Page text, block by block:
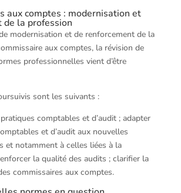
aux comptes : modernisation et
de la profession
modernisation et de renforcement de la
aux comptes, la révision de
professionnelles vient d’être
sont les suivants :
comptables et d’audit ; adapter
et d’audit aux nouvelles
et notamment à celles liées à la
la qualité des audits ; clarifier la
commissaires aux comptes.